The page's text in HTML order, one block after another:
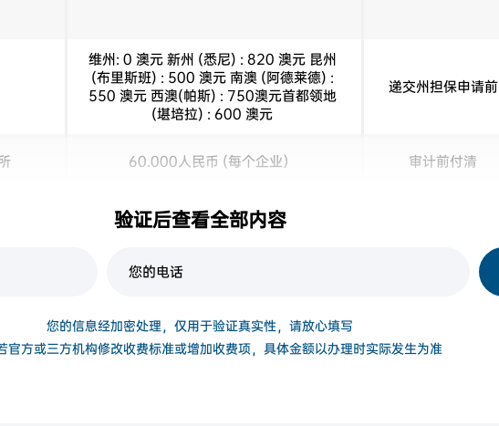
维州: 0 澳元 新州 (悉尼) : 820 澳元 昆州
(布里斯班) : 500 澳元 南澳 (阿德莱德) :
550 澳元 西澳(帕斯) : 750澳元首都领地
(堪培拉) : 600 澳元
递交州担保申请前
60.000人民币 (每个企业） 审计前付清
约RMB 4.500/套(房产价值100万以下) 具
体见评估公司报价
验证后查看全部内容
您的信息经加密处理，仅用于验证真实性，请放心填写
官方或三方机构修改收费标准或增加收费项，具体金额以办理时实际发生为准